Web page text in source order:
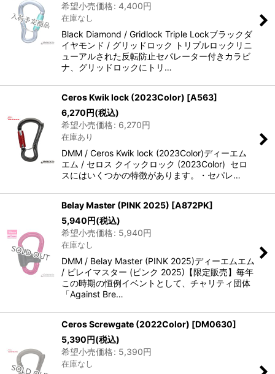
希望小売価格: 4,400円
在庫なし
Black Diamond / Gridlock Triple Lockブラックダ
イヤモンド / グリッドロック トリプルロックリニ
ューアルされた反転防止セパレーター付きカラビ
ナ、グリッドロックにトリ…
Ceros Kwik lock (2023Color) [A563]
6,270円(税込)
希望小売価格: 6,270円
在庫あり
DMM / Ceros Kwik lock (2023Color)ディーエム
エム / セロス クイックロック (2023Color) セロ
スにはいくつかの特徴があります。・セパレ…
Belay Master (PINK 2025) [A872PK]
5,940円(税込)
希望小売価格: 5,940円
在庫なし
DMM / Belay Master (PINK 2025)ディーエムエム
/ ビレイマスター (ピンク 2025)【限定販売】毎年
この時期の恒例イベントとして、チャリティ団体
「Against Bre…
Ceros Screwgate (2022Color) [DM0630]
5,390円(税込)
希望小売価格: 5,390円
在庫なし